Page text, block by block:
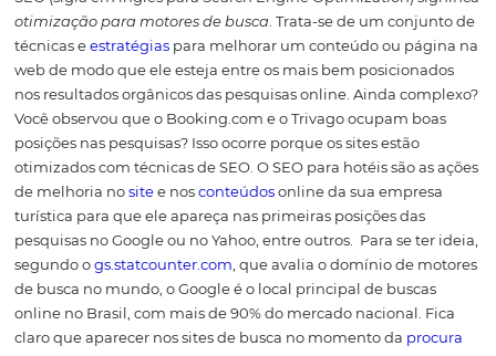
empreendedores e trazendo excelentes resultados.
SEO para hotéis: o que
para que serve?
SEO (sigla em inglês para Search Engine Optimization)
otimização para motores de busca . Trata-se de um
técnicas eestratégiaspara melhorar um conteúdo ou
web de modo que ele esteja entre os mais bem
nos resultados orgânicos das pesquisas online. Ainda
Você observou que o Booking.com e o Trivago ocupam